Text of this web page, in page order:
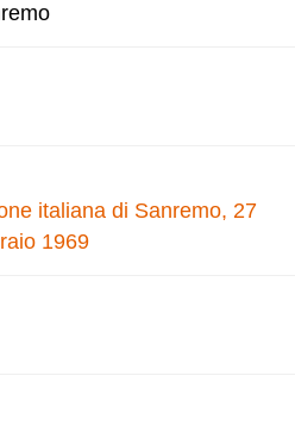
italiana di Sanremo, 27
1969